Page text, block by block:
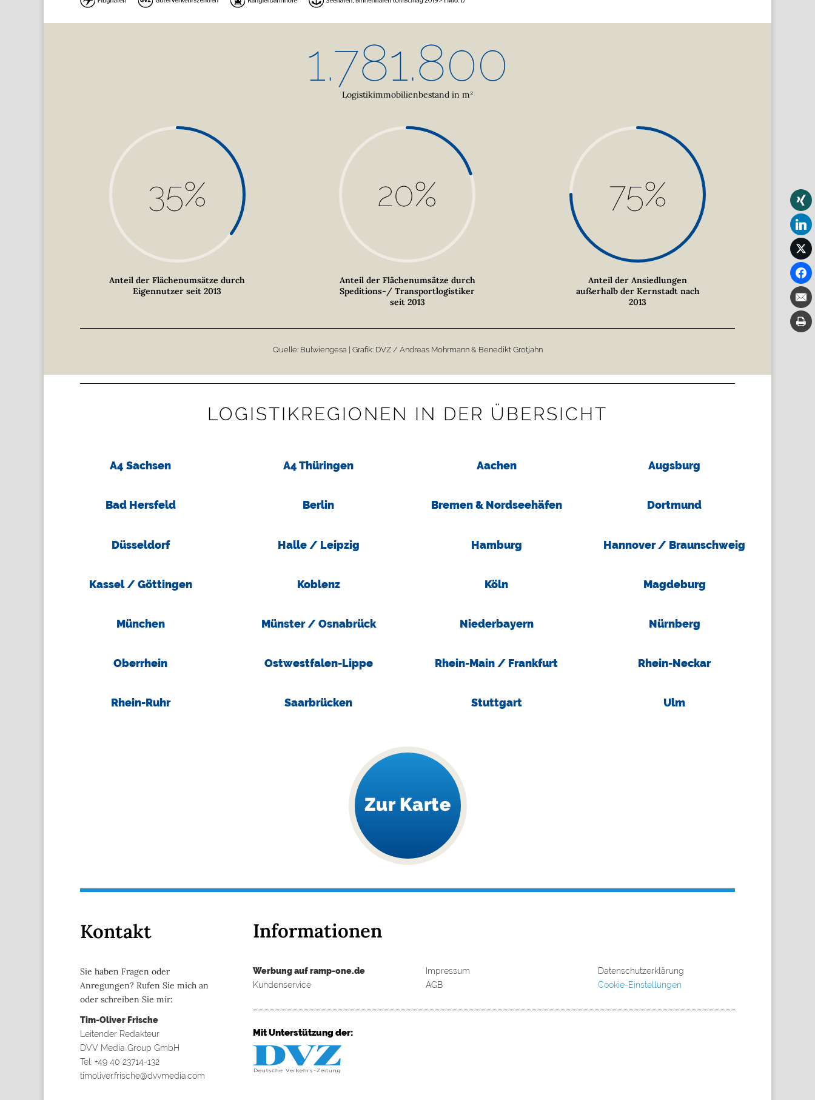
1.781.800
Logistikimmobilienbestand in m²
35%
Anteil der Flächenumsätze durch
Eigennutzer seit 2013
20%
Anteil der Flächenumsätze durch
Speditions-/ Transportlogistiker
seit 2013
75%
Anteil der Ansiedlungen
außerhalb der Kernstadt nach
2013
Quelle: Bulwiengesa | Grafik: DVZ / Andreas Mohrmann & Benedikt Grotjahn
LOGISTIK­­REGIONEN IN DER ÜBERSICHT
A4 Sachsen A4 Thüringen Aachen Augsburg
Bad Hersfeld Berlin Bremen & Nordseehäfen Dortmund
Düsseldorf Halle / Leipzig Hamburg Hannover / Braunschweig
Kassel / Göttingen Koblenz Köln Magdeburg
München Münster / Osnabrück Niederbayern Nürnberg
Oberrhein Ostwestfalen-Lippe Rhein-Main / Frankfurt Rhein-Neckar
Rhein-Ruhr Saarbrücken Stuttgart Ulm
Zur Karte
Kontakt
Sie haben Fragen oder
Anregungen? Rufen Sie mich an
oder schreiben Sie mir:
Tim-Oliver Frische
Leitender Redakteur
DVV Media Group GmbH
Tel: +49 40 23714-132
timoliver.frische@dvvmedia.com
Informationen
Werbung auf ramp-one.de
Kundenservice
Impressum
AGB
Datenschutzerklärung
Cookie-Einstellungen
Mit Unterstützung der: